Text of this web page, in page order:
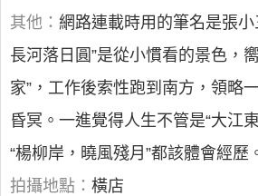
其他： 網路連載時用的筆名是張小
長河落日圓”是從小慣看的景色，
家”，工作後索性跑到南方，領略
昏冥。一進覺得人生不管是“大江
“楊柳岸，曉風殘月”都該體會經歷
拍攝地點： 橫店